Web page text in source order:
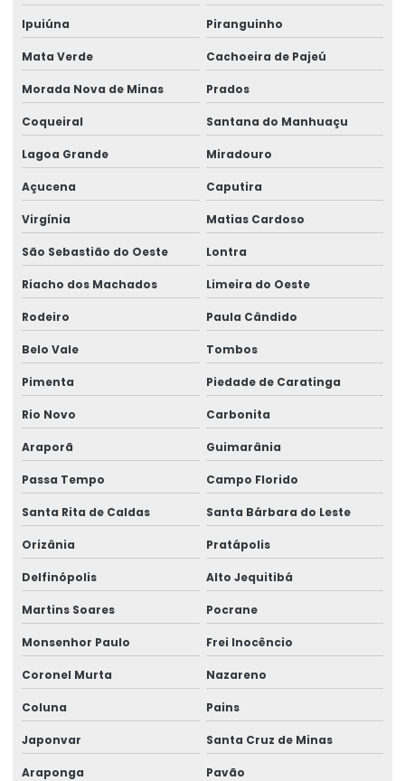
Ipuiúna Piranguinho
Mata Verde Cachoeira de Pajeú
Morada Nova de Minas Prados
Coqueiral Santana do Manhuaçu
Lagoa Grande Miradouro
Açucena Caputira
Virgínia Matias Cardoso
São Sebastião do Oeste Lontra
Riacho dos Machados Limeira do Oeste
Rodeiro Paula Cândido
Belo Vale Tombos
Pimenta Piedade de Caratinga
Rio Novo Carbonita
Araporã Guimarânia
Passa Tempo Campo Florido
Santa Rita de Caldas Santa Bárbara do Leste
Orizânia Pratápolis
Delfinópolis Alto Jequitibá
Martins Soares Pocrane
Monsenhor Paulo Frei Inocêncio
Coronel Murta Nazareno
Coluna Pains
Japonvar Santa Cruz de Minas
Araponga Pavão